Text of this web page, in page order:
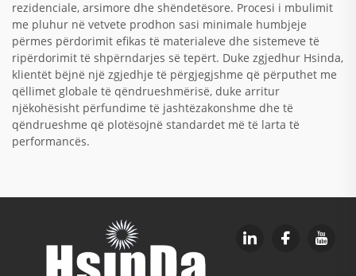
rezidenciale, arsimore dhe shëndetësore. Procesi i mbulimit
me pluhur në vetvete prodhon sasi minimale humbjeje
përmes përdorimit efikas të materialeve dhe sistemeve të
ripërdorimit të shpërndarjes së tepërt. Duke zgjedhur Hsinda,
klientët bëjnë një zgjedhje të përgjegjshme që përputhet me
qëllimet globale të qëndrueshmërisë, duke arritur
njëkohësisht përfundime të jashtëzakonshme dhe të
qëndrueshme që plotësojnë standardet më të larta të
performancës.